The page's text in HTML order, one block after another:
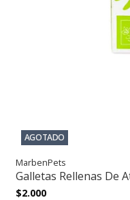
AGOTADO
MarbenPets
Galletas Rellenas De
$2.000